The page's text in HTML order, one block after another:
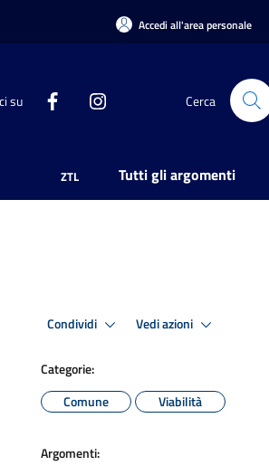
Accedi all'area personale
su Cerca
ZTL Tutti gli argomenti
Condividi Vedi azioni
Categorie:
Comune
Viabilità
Argomenti: